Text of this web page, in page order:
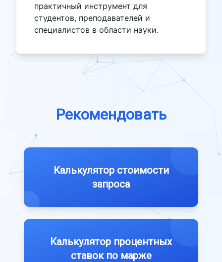
практичный инструмент для
студентов, преподавателей и
специалистов в области науки.
Рекомендовать
Калькулятор стоимости
запроса
Калькулятор процентных
ставок по марже